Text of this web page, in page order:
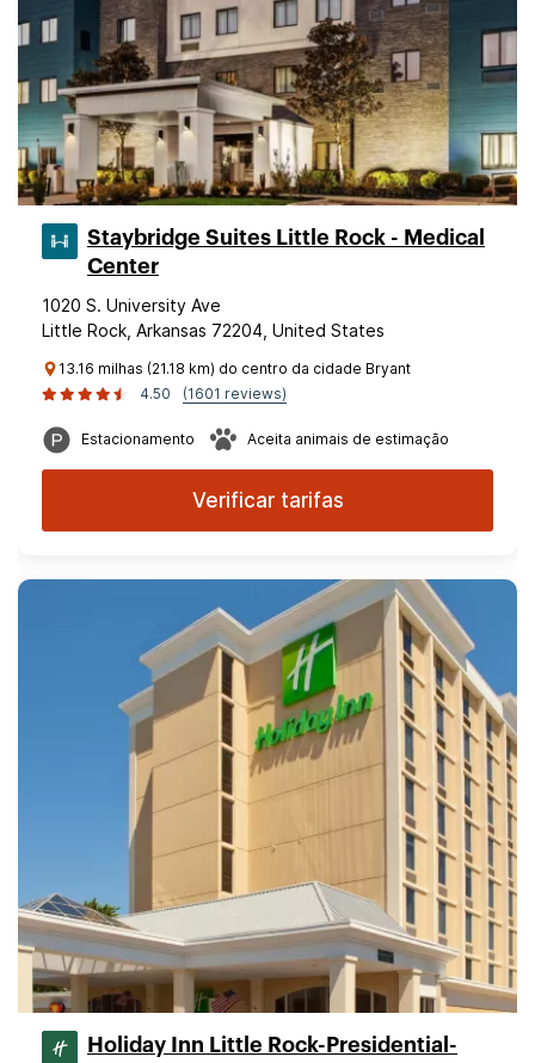
Staybridge Suites Little Rock - Medical
Center
1020 S. University Ave
Little Rock, Arkansas 72204, United States
13.16 milhas (21.18 km) do centro da cidade Bryant
4.50
(1601 reviews)
Estacionamento Aceita animais de estimação
Verificar tarifas
Holiday Inn Little Rock-Presidential-